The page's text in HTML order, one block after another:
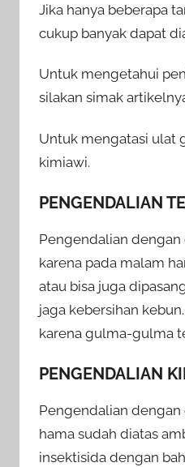
Jika hanya beberapa
cukup banyak dapat
Untuk mengetahui
silakan simak
Untuk mengatasi ulat
kimiawi.
PENGENDALIAN
Pengendalian
karena pada malam
atau bisa juga
jaga kebersihan
karena gulma-gulma
PENGENDALIAN
Pengendalian dengan
hama sudah diatas
insektisida dengan